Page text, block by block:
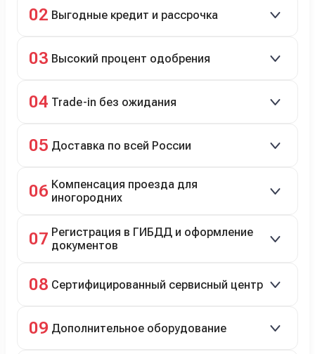
подержанные авто.
02 Выгодные кредит и рассрочка
рассрочка 0% на 2 года при первом взносе 35–50%.
03 Высокий процент одобрения
04 Trade-in без ожидания
05 Доставка по всей России
06 Компенсация проезда для
иногородних
07 Регистрация в ГИБДД и оформление
документов
08 Сертифицированный сервисный центр
технический ремонт.
09 Дополнительное оборудование